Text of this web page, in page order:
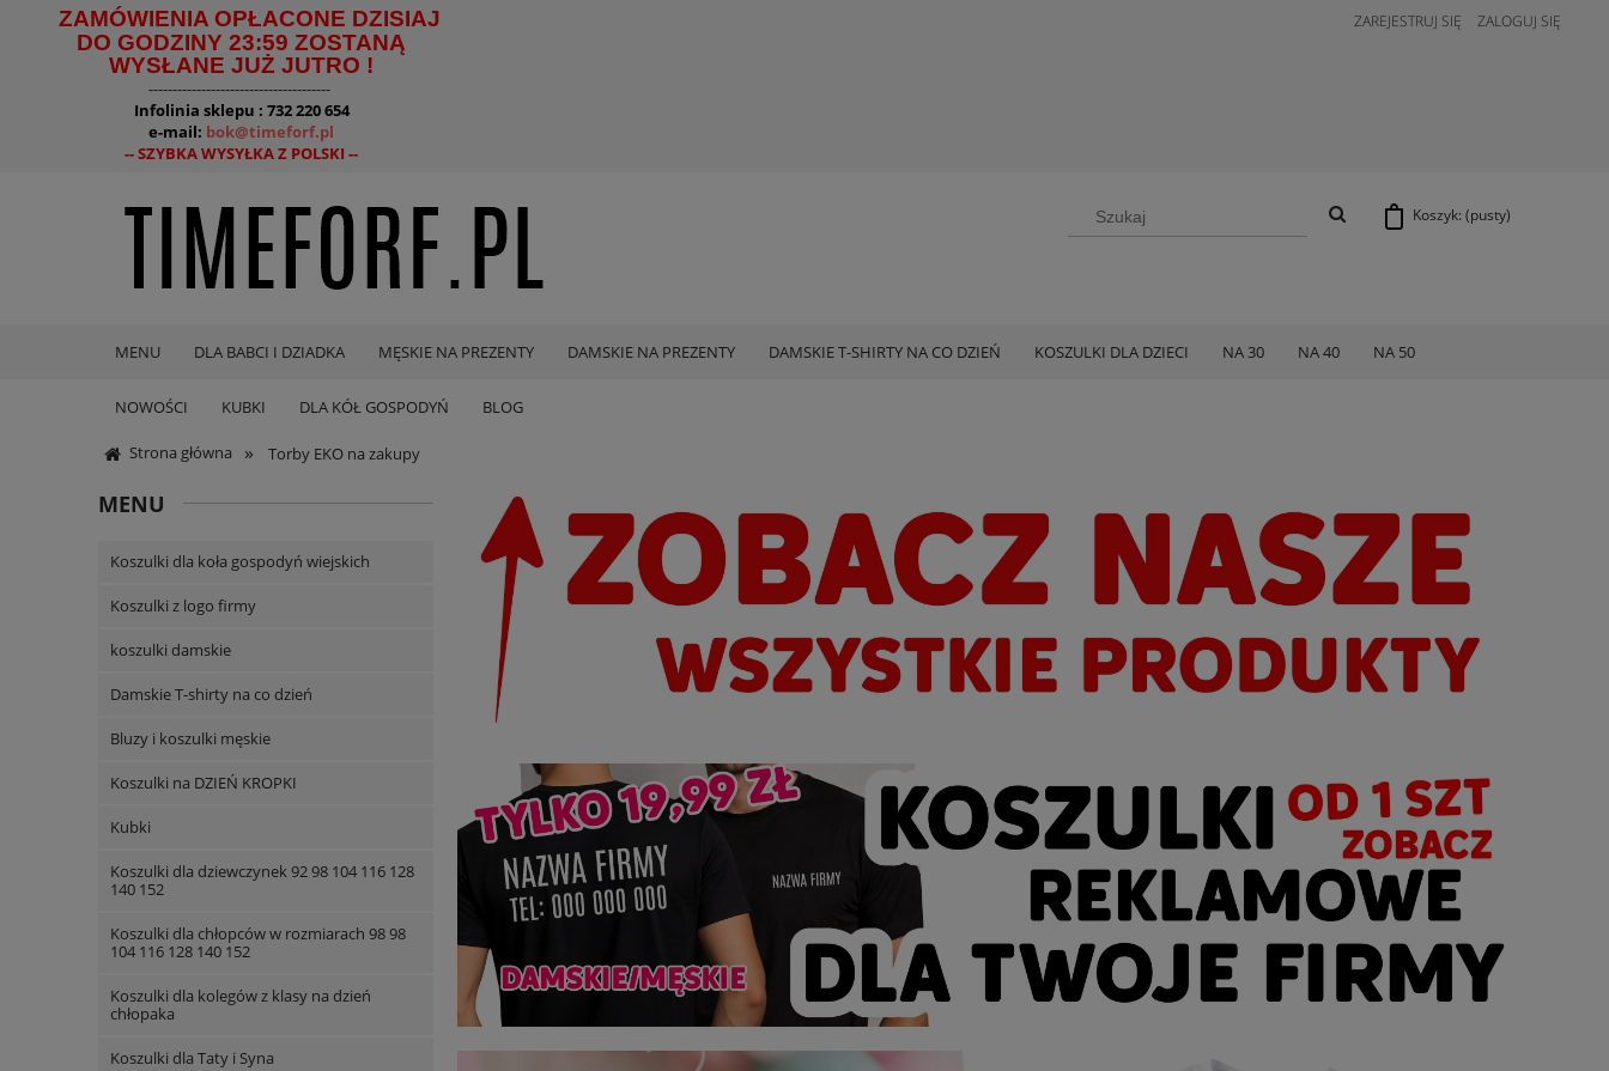
ZAMÓWIENIA OPŁACONE DZISIAJ
DO GODZINY 23:59 ZOSTANĄ
WYSŁANE JUŻ JUTRO !
--------------------------------------
Infolinia sklepu : 732 220 654
e-mail: bok@timeforf.pl
-- SZYBKA WYSYŁKA Z POLSKI --
ZAREJESTRUJ SIĘ ZALOGUJ SIĘ
Koszyk: (pusty)
MENU DLA BABCI I DZIADKA MĘSKIE NA PREZENTY DAMSKIE NA PREZENTY DAMSKIE T-SHIRTY NA CO DZIEŃ KOSZULKI DLA DZIECI NA 30 NA 40 NA 50
NOWOŚCI KUBKI DLA KÓŁ GOSPODYŃ BLOG
Strona główna » Torby EKO na zakupy
MENU
Koszulki dla koła gospodyń wiejskich
Koszulki z logo firmy
koszulki damskie
Damskie T-shirty na co dzień
Bluzy i koszulki męskie
Koszulki na DZIEŃ KROPKI
Kubki
Koszulki dla dziewczynek 92 98 104 116 128
140 152
Koszulki dla chłopców w rozmiarach 98 98
104 116 128 140 152
Koszulki dla kolegów z klasy na dzień
chłopaka
Koszulki dla Taty i Syna